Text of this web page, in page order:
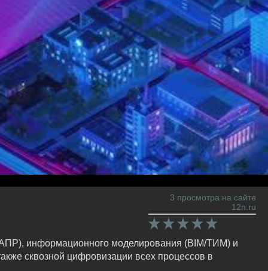
3 просмотра на сайте
12n.ru
информационного моделирования (BIM/ТИМ) и
сквозной цифровизации всех процессов в